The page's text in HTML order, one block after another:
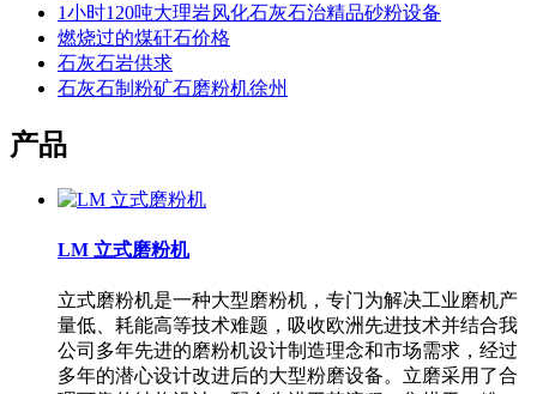
1小时120吨大理岩风化石灰石治精品砂粉设备
燃烧过的煤矸石价格
石灰石岩供求
石灰石制粉矿石磨粉机徐州
产品
LM 立式磨粉机
立式磨粉机是一种大型磨粉机，专门为解决工业磨机产
量低、耗能高等技术难题，吸收欧洲先进技术并结合我
公司多年先进的磨粉机设计制造理念和市场需求，经过
多年的潜心设计改进后的大型粉磨设备。立磨采用了合